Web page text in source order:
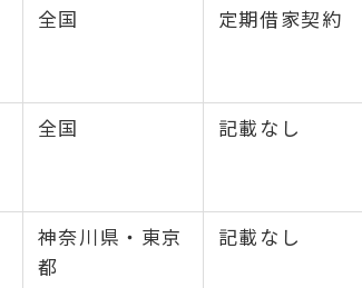
全国 定期借家契約
全国 記載なし
神奈川県・東京
都
記載なし